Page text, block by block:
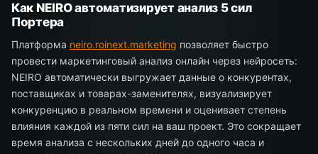
Как NEIRO автоматизирует анализ 5 сил
Портера
Платформа neiro.roinext.marketing позволяет быстро
провести маркетинговый анализ онлайн через нейросеть:
NEIRO автоматически выгружает данные о конкурентах,
поставщиках и товарах-заменителях, визуализирует
конкуренцию в реальном времени и оценивает степень
влияния каждой из пяти сил на ваш проект. Это сокращает
время анализа с нескольких дней до одного часа и